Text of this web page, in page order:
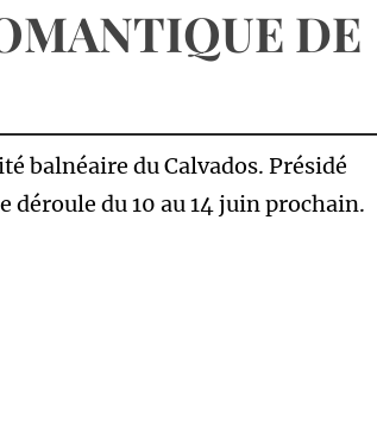
DE
balnéaire du Calvados. Présidé
dérou­le du 10 au 14 juin prochain.